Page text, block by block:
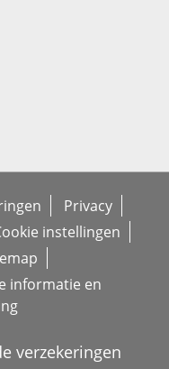
Privacy
instellingen
informatie en
verzekeringen